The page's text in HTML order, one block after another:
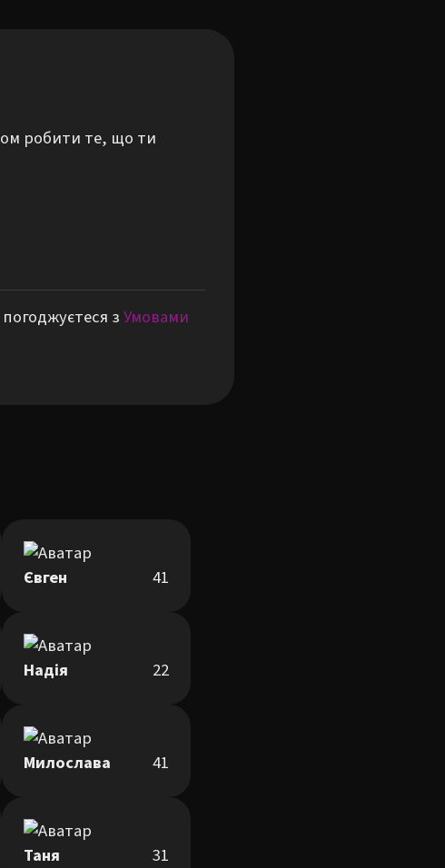
робити те, що ти
зУмовами
Євген 41
Надія 22
Милослава 41
Таня 31